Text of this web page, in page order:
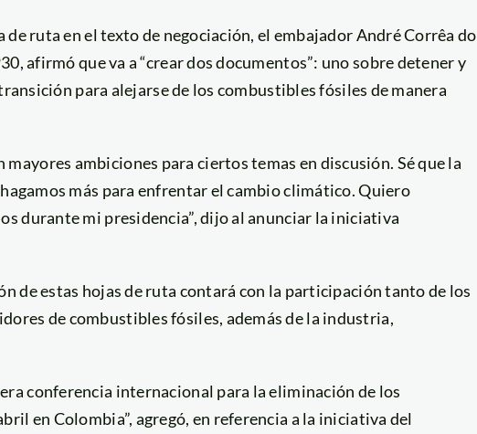
ruta en el texto de negociación, el embajador André Corrêa do
afirmó que va a “crear dos documentos”: uno sobre detener y
para alejarse de los combustibles fósiles de manera
mayores ambiciones para ciertos temas en discusión. Sé que la
más para enfrentar el cambio climático. Quiero
durante mi presidencia”, dijo al anunciar la iniciativa
de estas hojas de ruta contará con la participación tanto de los
de combustibles fósiles, además de la industria,
conferencia internacional para la eliminación de los
en Colombia”, agregó, en referencia a la iniciativa del